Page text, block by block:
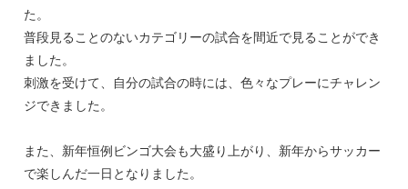
た。
普段見ることのないカテゴリーの試合を間近で見ることができ
ました。
刺激を受けて、自分の試合の時には、色々なプレーにチャレン
ジできました。
また、新年恒例ビンゴ大会も大盛り上がり、新年からサッカー
で楽しんだ一日となりました。